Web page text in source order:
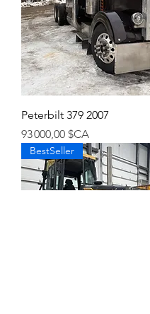
Peterbilt 379 2007
Prix
93 000,00 $CA
BestSeller